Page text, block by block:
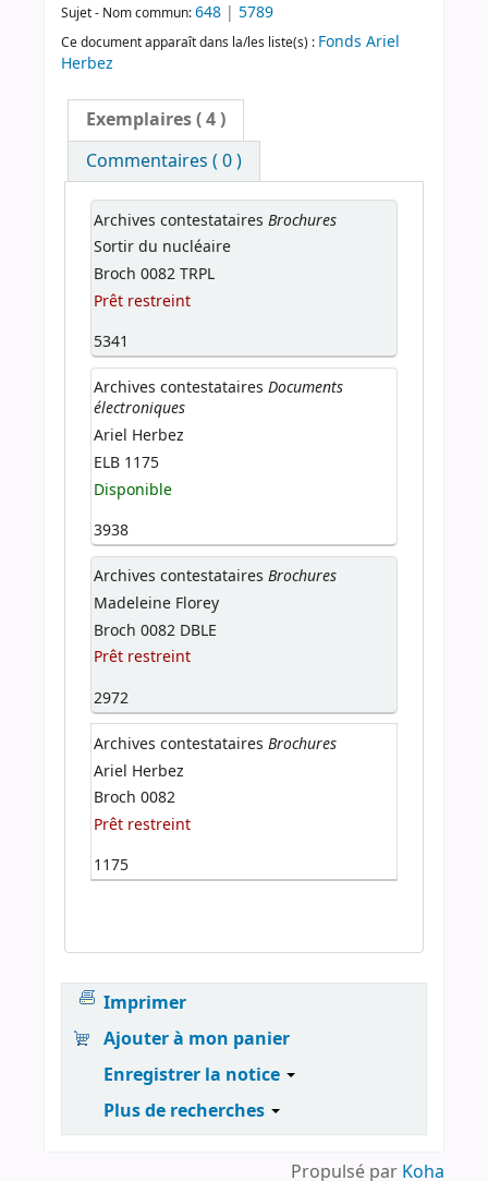
Sujet - Nom commun:648 | 5789
Ce document apparaît dans la/les liste(s) : Fonds Ariel
Herbez
Exemplaires( 4 )
Commentaires ( 0 )
Archives contestataires Brochures
Sortir du nucléaire
Broch 0082 TRPL
Prêt restreint
5341
Archives contestataires Documents
électroniques
Ariel Herbez
ELB 1175
Disponible
3938
Archives contestataires Brochures
Madeleine Florey
Broch 0082 DBLE
Prêt restreint
2972
Archives contestataires Brochures
Ariel Herbez
Broch 0082
Prêt restreint
1175
Imprimer
Ajouter à mon panier
Enregistrer la notice
Plus de recherches
Propulsé par Koha